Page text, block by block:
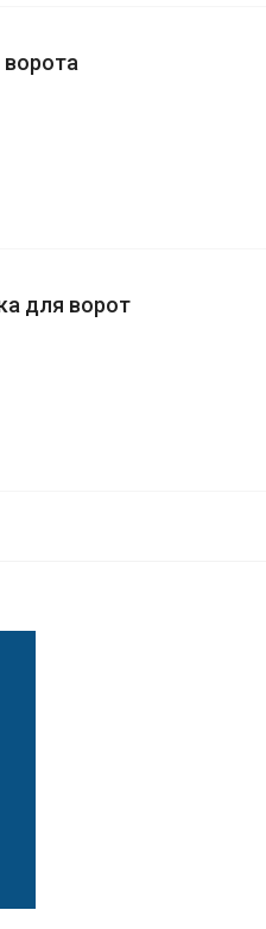
для ворот